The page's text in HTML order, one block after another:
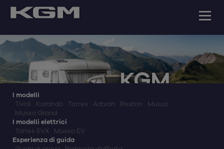
KGM
I modelli
Tivoli
Korando Torres Actyon Rexton
Musso
Musso Grand
I modelli elettrici
Torres EVX
Musso EV
Esperienza di guida